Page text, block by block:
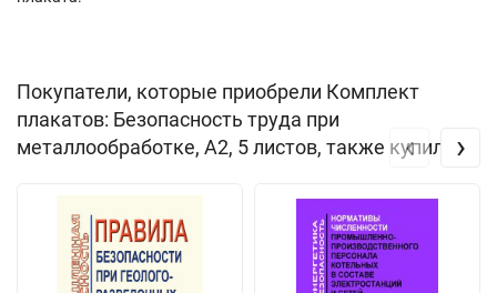
Покупатели, которые приобрели Комплект
плакатов: Безопасность труда при
металлообработке, А2, 5 листов, также купили
‹ ›